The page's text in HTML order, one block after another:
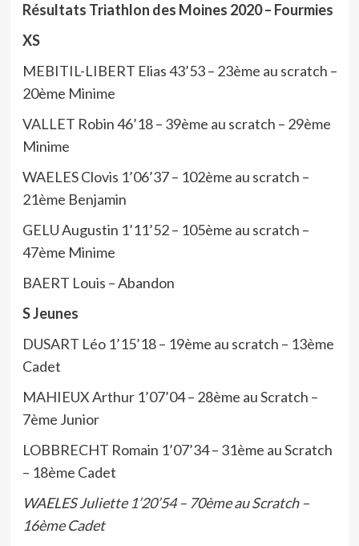
Résultats Triathlon des Moines 2020 – Fourmies
XS
MEBITIL-LIBERT Elias 43’53 – 23ème au scratch –
20ème Minime
VALLET Robin 46’18 – 39ème au scratch – 29ème
Minime
WAELES Clovis 1’06’37 – 102ème au scratch –
21ème Benjamin
GELU Augustin 1’11’52 – 105ème au scratch –
47ème Minime
BAERT Louis – Abandon
S Jeunes
DUSART Léo 1’15’18 – 19ème au scratch – 13ème
Cadet
MAHIEUX Arthur 1’07’04 – 28ème au Scratch –
7ème Junior
LOBBRECHT Romain 1’07’34 – 31ème au Scratch
– 18ème Cadet
WAELES Juliette 1’20’54 – 70ème au Scratch –
16ème Cadet